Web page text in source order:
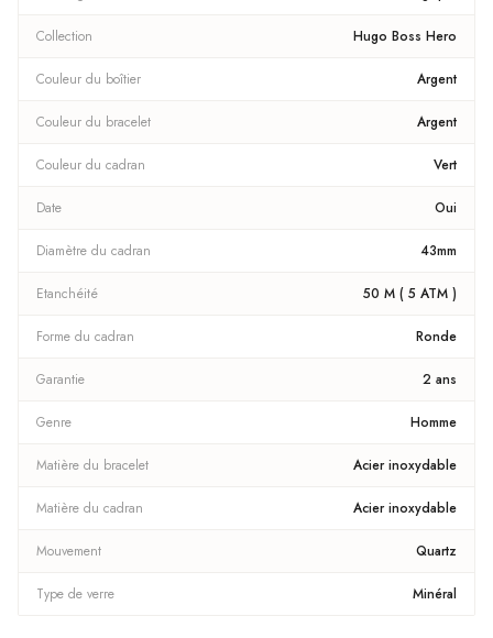
Collection Hugo Boss Hero
Couleur du boîtier Argent
Couleur du bracelet Argent
Couleur du cadran Vert
Date Oui
Diamètre du cadran 43mm
Etanchéité 50 M ( 5 ATM )
Forme du cadran Ronde
Garantie 2 ans
Genre Homme
Matière du bracelet Acier inoxydable
Matière du cadran Acier inoxydable
Mouvement Quartz
Type de verre Minéral